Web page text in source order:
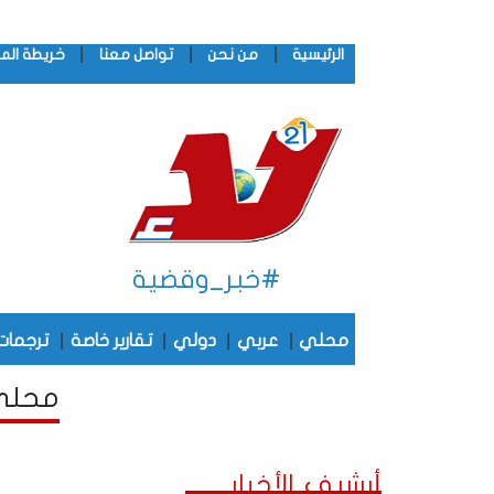
الرئيسية من نحن تواصل معنا خريطة
#خبر_وقضية
محلي عربي دولي تقارير خاصة
أرشيف الأخبار